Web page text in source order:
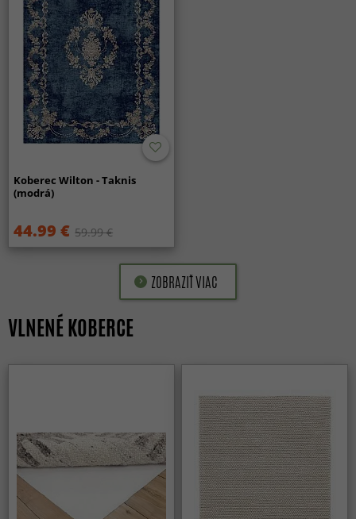
Koberec Wilton - Taknis
(modrá)
44.99 € 59.99 €
ZOBRAZIŤ VIAC
VLNENÉ KOBERCE